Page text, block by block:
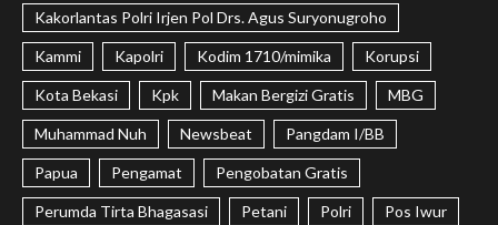
Kakorlantas Polri Irjen Pol Drs. Agus Suryonugroho
Kammi Kapolri Kodim 1710/mimika Korupsi
Kota Bekasi Kpk Makan Bergizi Gratis MBG
Muhammad Nuh Newsbeat Pangdam I/BB
Papua Pengamat Pengobatan Gratis
Perumda Tirta Bhagasasi Petani Polri Pos Iwur